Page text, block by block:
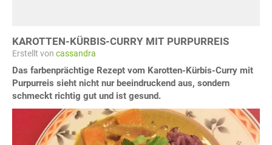
KAROTTEN-KÜRBIS-CURRY MIT PURPURREIS
Erstellt von cassandra
Das farbenprächtige Rezept vom Karotten-Kürbis-Curry mit
Purpurreis sieht nicht nur beeindruckend aus, sondern
schmeckt richtig gut und ist gesund.